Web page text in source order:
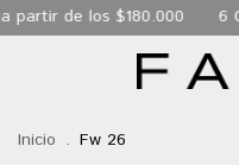
los $180.000 6 Cuotas
Inicio . Fw 26